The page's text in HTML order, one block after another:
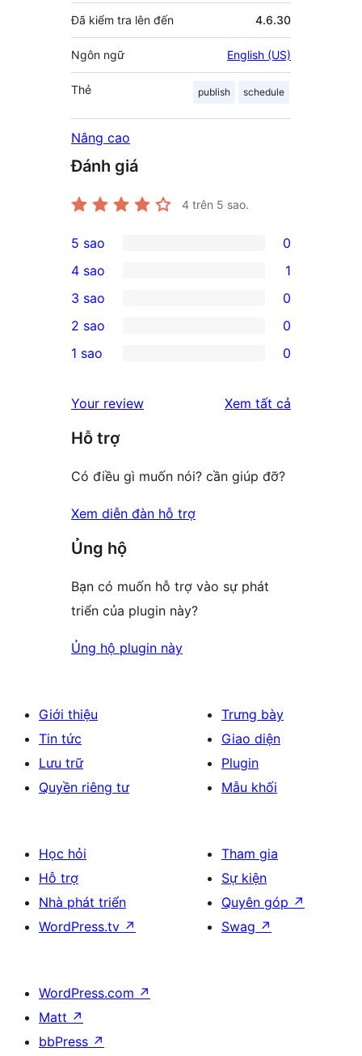
Đã kiểm tra lên đến 4.6.30
Ngôn ngữ English (US)
Thẻ publish schedule
Nâng cao
Đánh giá
4 trên 5 sao.
0
5-
star
reviews
5 sao 0
4-
star
review
4 sao 1
0
3-
star
3 sao 0
2-
reviews
2 sao 0
star
reviews
1 sao 0
Your review Xem tất cả
Hỗ trợ
Có điều gì muốn nói? cần giúp đỡ?
Xem diễn đàn hỗ trợ
Ủng hộ
Bạn có muốn hỗ trợ vào sự phát
triển của plugin này?
Ủng hộ plugin này
Giới thiệu
Tin tức
Lưu trữ
Quyền riêng tư
Trưng bày
Giao diện
Plugin
Mẫu khối
Học hỏi
Hỗ trợ
Nhà phát triển
WordPress.tv ↗
Tham gia
Sự kiện
Quyên góp ↗
Swag ↗
WordPress.com ↗
Matt ↗
bbPress ↗